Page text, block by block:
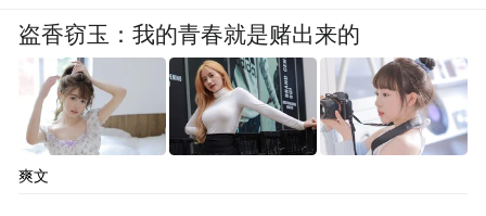
盗香窃玉：我的青春就是赌出来的
爽文